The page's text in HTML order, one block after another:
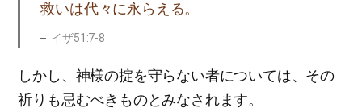
救いは代々に永らえる。
イザ51:7-8
しかし、神様の掟を守らない者については、その
祈りも忌むべきものとみなされます。